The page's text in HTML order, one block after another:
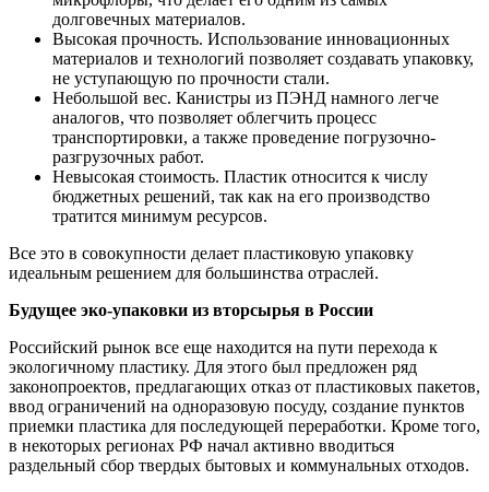
долговечных материалов.
Высокая прочность. Использование инновационных
материалов и технологий позволяет создавать упаковку,
не уступающую по прочности стали.
Небольшой вес. Канистры из ПЭНД намного легче
аналогов, что позволяет облегчить процесс
транспортировки, а также проведение погрузочно-
разгрузочных работ.
Невысокая стоимость. Пластик относится к числу
бюджетных решений, так как на его производство
тратится минимум ресурсов.
Все это в совокупности делает пластиковую упаковку
идеальным решением для большинства отраслей.
Будущее эко-упаковки из вторсырья в России
Российский рынок все еще находится на пути перехода к
экологичному пластику. Для этого был предложен ряд
законопроектов, предлагающих отказ от пластиковых пакетов,
ввод ограничений на одноразовую посуду, создание пунктов
приемки пластика для последующей переработки. Кроме того,
в некоторых регионах РФ начал активно вводиться
раздельный сбор твердых бытовых и коммунальных отходов.